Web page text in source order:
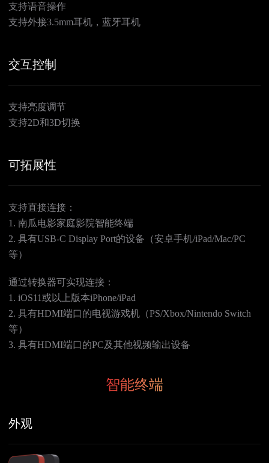
支持语音操作
支持外接3.5mm耳机，蓝牙耳机
交互控制
支持亮度调节
支持2D和3D切换
可拓展性
支持直接连接：
1. 南瓜电影家庭影院智能终端
2. 具有USB-C Display Port的设备（安卓手机/iPad/Mac/PC
等）
通过转换器可实现连接：
1. iOS11或以上版本iPhone/iPad
2. 具有HDMI端口的电视游戏机（PS/Xbox/Nintendo Switch
等）
3. 具有HDMI端口的PC及其他视频输出设备
智能终端
外观